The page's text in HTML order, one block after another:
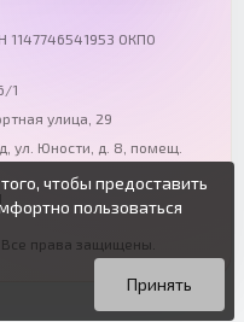
1147746541953 ОКПО
1
улица, 29
ул. Юности, д. 8, помещ.
права защищены.
чтобы предоставить
пользоваться
cookie-файлах в открытых
своего браузера.
без изменения
ваших cookie-
Принять